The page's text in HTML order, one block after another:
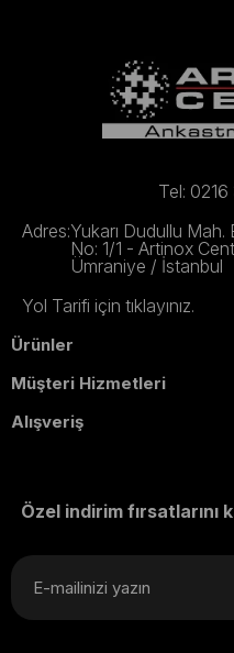
Tel:
Adres:Yukarı Dudullu Mah.
No: 1/1 - Artinox
Ümraniye / İstanbul
Yol Tarifi için tıklayınız.
Ürünler
Müşteri Hizmetleri
Alışveriş
Özel indirim fırsatlarını